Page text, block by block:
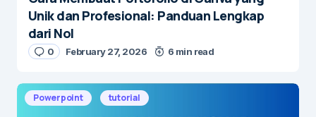
Unik dan Profesional: Panduan Lengkap
dari Nol
0 February 27, 2026 6 min read
Powerpoint tutorial